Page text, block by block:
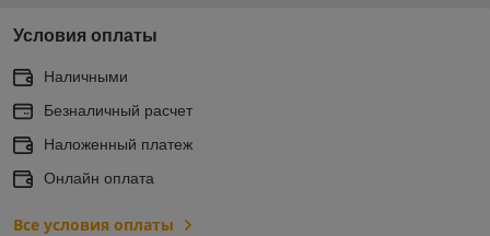
Условия оплаты
Наличными
Безналичный расчет
Наложенный платеж
Онлайн оплата
Все условия оплаты